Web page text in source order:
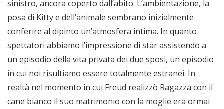
sinistro, ancora coperto dall’abito. L’ambientazione, la
posa di Kitty e dell’animale sembrano inizialmente
conferire al dipinto un’atmosfera intima. In quanto
spettatori abbiamo l’impressione di star assistendo a
un episodio della vita privata dei due sposi, un episodio
in cui noi risultiamo essere totalmente estranei. In
realtà nel momento in cui Freud realizzò Ragazza con il
cane bianco il suo matrimonio con la moglie era ormai